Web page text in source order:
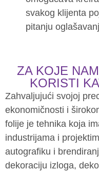
svakog klijenta
pitanju
ZA KOJE
KORISTI
Zahvaljujući svojoj
ekonomičnosti i
folije je tehnika koja
industrijama i
autografiku i
dekoraciju izloga,